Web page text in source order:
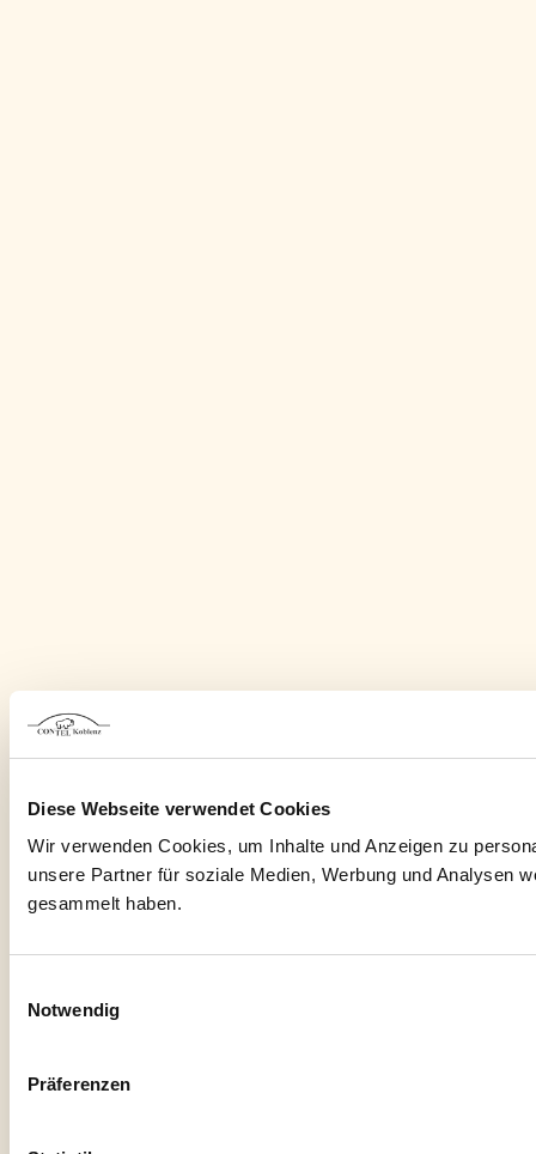
Diese Webseite verwendet Cookies
Wir verwenden Cookies, um Inhalte und Anzeigen zu
unsere Partner für soziale Medien, Werbung und Analysen
gesammelt haben.
Notwendig
Präferenzen